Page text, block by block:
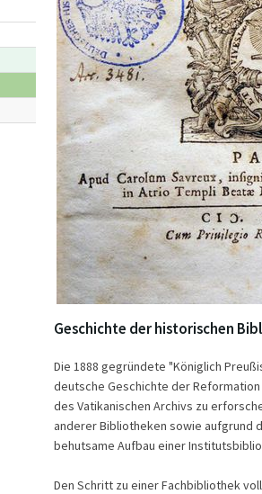
Geschichte der historischen
Die 1888 gegründete "Königlich
deutsche Geschichte der
des Vatikanischen Archivs zu
anderer Bibliotheken sowie aufgrund
behutsame Aufbau einer
Den Schritt zu einer Fachbibliothek